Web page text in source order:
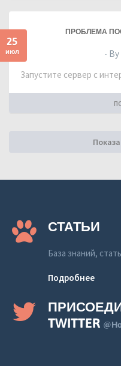
25
июл
ПРОБЛЕМА
- By
Запустите сервер с
СТАТЬИ
База знаний,
Подробнее
TWITTER